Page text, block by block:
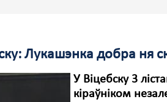
Лукашэнка добра ня
У Віцебску 3
кіраўніком